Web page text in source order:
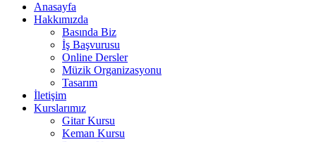
Anasayfa
Hakkımızda
Basında Biz
İş Başvurusu
Online Dersler
Müzik Organizasyonu
Tasarım
İletişim
Kurslarımız
Gitar Kursu
Keman Kursu